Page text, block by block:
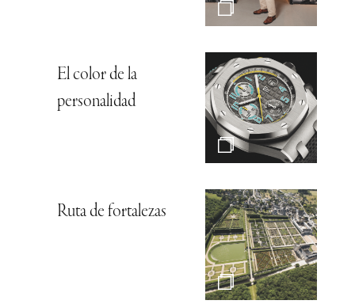
El color de la
personalidad
Ruta de fortalezas